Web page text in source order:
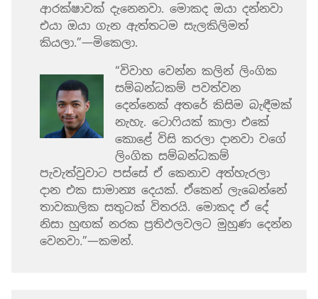
ආරක්ෂාවක් දැනෙනවා. මොකද ඔයා දන්නවා
එයා ඔයා ගැන ඇත්තටම සැලකිලිමත්
කියලා.”—මිකෙලා.
“විවාහ වෙන්න කලින් ලිංගික
සම්බන්ධකම් පවත්වන
දෙන්නෙක් අතරේ කිසිම බැඳීමක්
නැහැ. ටොෆියක් කාලා එකේ
කොළේ විසි කරලා දානවා වගේ
ලිංගික සම්බන්ධකම්
පැවැත්වුවාට පස්සේ ඒ කෙනාව අත්හැරලා
දාන එක සාමාන්‍ය දෙයක්. ඒකෙන් ලැබෙන්නේ
තාවකාලික සතුටක් විතරයි. මොකද ඒ දේ
නිසා හුඟක් නරක ප්‍රතිඵලවලට මුහුණ දෙන්න
වෙනවා.”—කමන්.